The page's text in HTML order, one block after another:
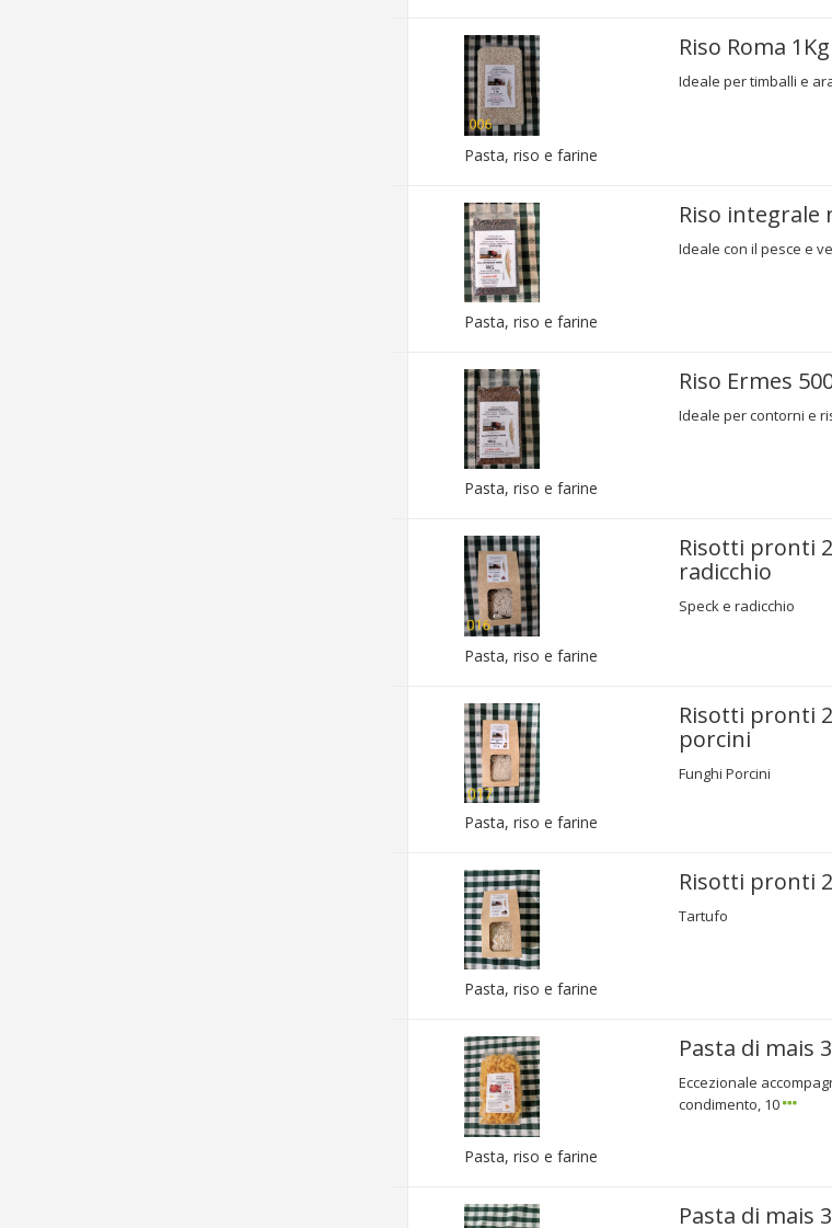
Pasta, riso e farine
Riso Roma 1Kg
Ideale per timballi e
Pasta, riso e farine
Riso integrale
Ideale con il pesce e
Pasta, riso e farine
Riso Ermes
Ideale per contorni e
Pasta, riso e farine
Risotti pronti
radicchio
Speck e radicchio
Pasta, riso e farine
Risotti pronti
porcini
Funghi Porcini
Pasta, riso e farine
Risotti pronti
Tartufo
Pasta, riso e farine
Pasta di mais
Eccezionale
condimento, 10
Pasta di mais